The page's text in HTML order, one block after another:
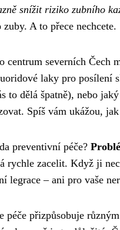
snížit riziko zubního
A to přece nechcete.
centrum severních Čech
laky pro posílení
to dělá špatně), nebo
Spíš vám ukážou,
preventivní péče?
rychle zacelit. Když ji
legrace – ani pro vaše
péče přizpůsobuje